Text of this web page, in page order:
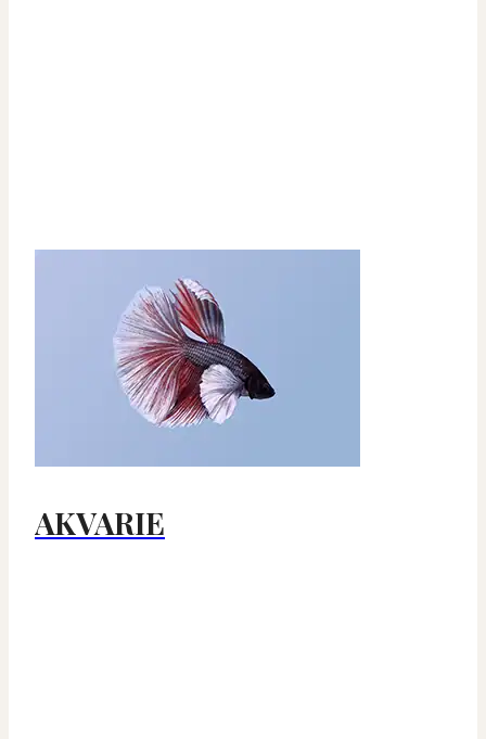
AKVARIE